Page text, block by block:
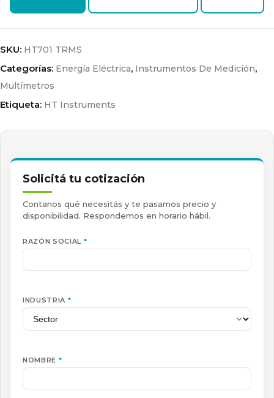
SKU: HT701 TRMS
Categorías: Energía Eléctrica, Instrumentos De Medición,
Multímetros
Etiqueta: HT Instruments
Solicitá tu cotización
Contanos qué necesitás y te pasamos precio y
disponibilidad. Respondemos en horario hábil.
RAZÓN SOCIAL *
INDUSTRIA *
NOMBRE *